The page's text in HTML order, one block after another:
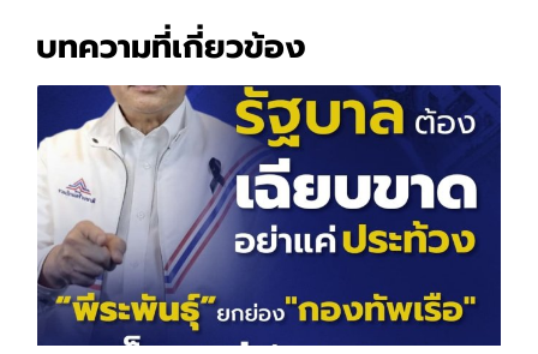
บทความที่เกี่ยวข้อง